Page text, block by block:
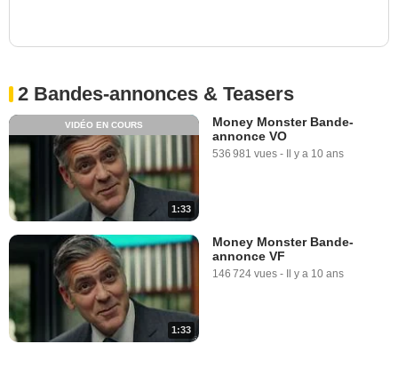
2 Bandes-annonces & Teasers
1:33
VIDÉO EN COURS
Money Monster Bande-
annonce VO
536 981 vues - Il y a 10 ans
1:33
Money Monster Bande-
annonce VF
146 724 vues - Il y a 10 ans